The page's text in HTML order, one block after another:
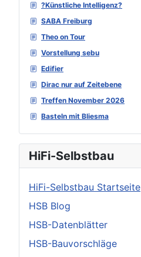
?Künstliche Intelligenz?
SABA Freiburg
Theo on Tour
Vorstellung sebu
Edifier
Dirac nur auf Zeitebene
Treffen November 2026
Basteln mit Bliesma
HiFi-Selbstbau
HiFi-Selbstbau Startseite
HSB Blog
HSB-Datenblätter
HSB-Bauvorschläge